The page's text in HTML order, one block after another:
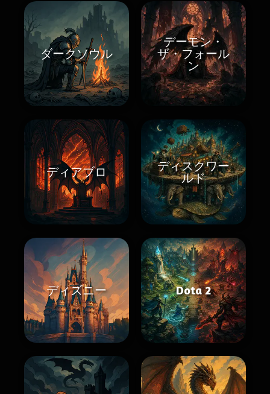
ダークソウル
デーモン・
ザ・フォール
ン
ディアブロ
ディスクワー
ルド
ディズニー Dota 2